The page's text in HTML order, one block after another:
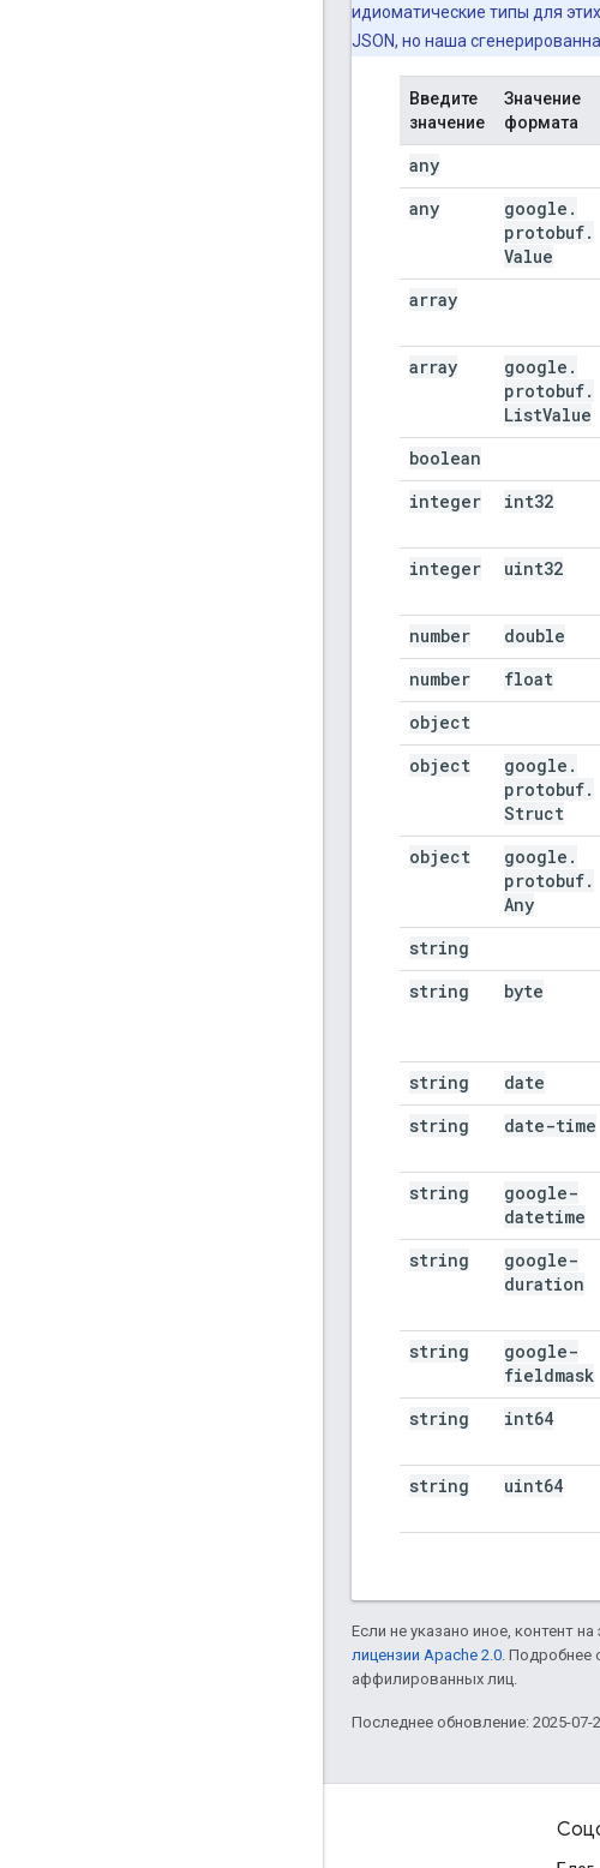
идиоматические типы для
JSON, но наша
Введите
значение
Значение
формата
any
any google .
protobuf.
Value
array
array google .
protobuf.
ListValue
boolean
integer int32
integer uint32
number double
number float
object
object google .
protobuf.
Struct
object google .
protobuf.
Any
string
string byte
string date
string date-time
string
google-
datetime
string
google-
duration
string
google-
fieldmask
string int64
string uint64
Если не указано иное, контент
лицензии Apache 2.0 . Подробнее
аффилированных лиц.
Последнее обновление: 2025-07-